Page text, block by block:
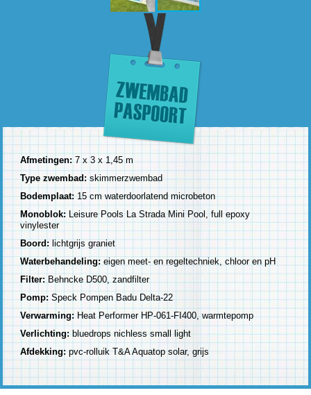
Afmetingen:7 x 3 x 1,45 m
Type zwembad:skimmerzwembad
Bodemplaat: 15 cm waterdoorlatend microbeton
Monoblok: Leisure Pools La Strada Mini Pool, full epoxy
vinylester
Boord: lichtgrijs graniet
Waterbehandeling: eigen meet- en regeltechniek, chloor en pH
Filter: Behncke D500, zandfilter
Pomp:Speck Pompen Badu Delta-22
Verwarming:Heat Performer HP-061-FI400, warmtepomp
Verlichting:bluedrops nichless small light
Afdekking: pvc-rolluik T&A Aquatop solar, grijs